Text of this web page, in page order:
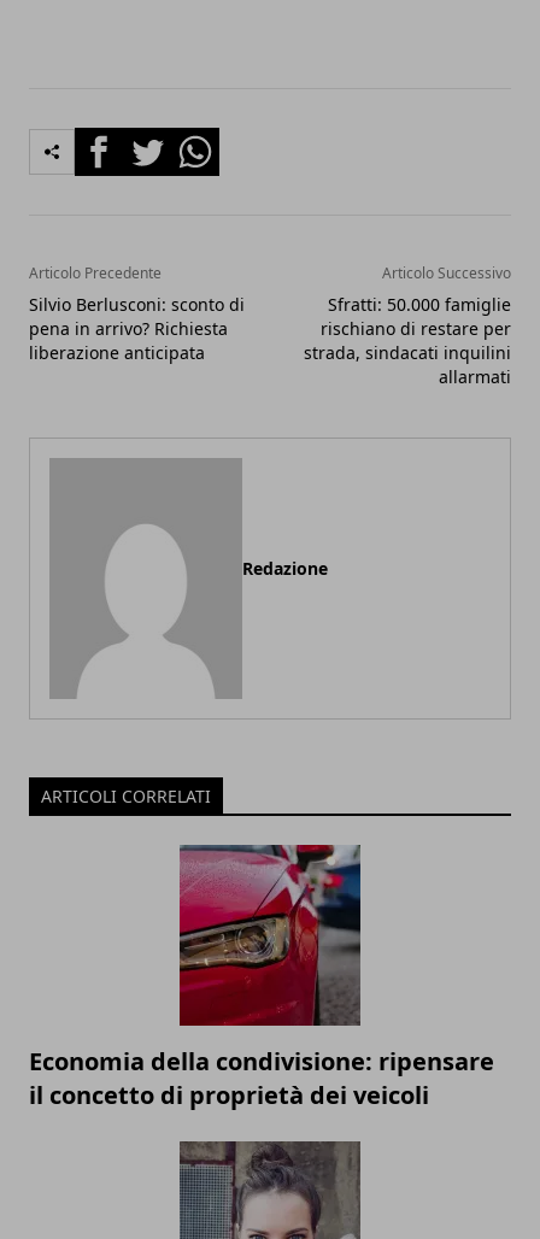
FacebookTwitterWhatsapp
Articolo Precedente
Silvio Berlusconi: sconto di
pena in arrivo? Richiesta
liberazione anticipata
Articolo Successivo
Sfratti: 50.000 famiglie
rischiano di restare per
strada, sindacati inquilini
allarmati
Redazione
ARTICOLI CORRELATI
Economia della condivisione: ripensare
il concetto di proprietà dei veicoli